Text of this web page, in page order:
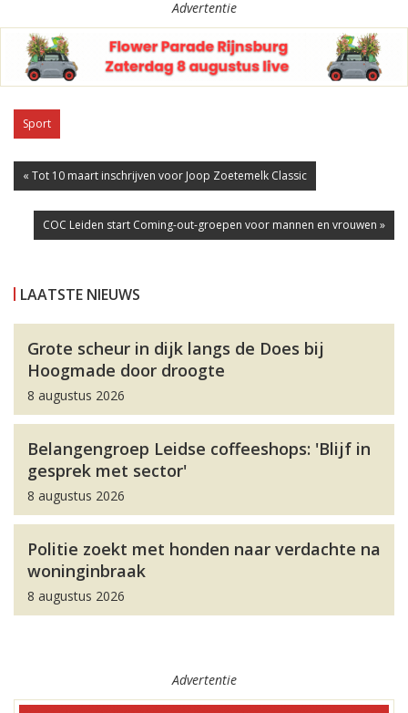
Advertentie
Sport
« Tot 10 maart inschrijven voor Joop Zoetemelk Classic
COC Leiden start Coming-out-groepen voor mannen en vrouwen »
LAATSTE NIEUWS
Grote scheur in dijk langs de Does bij
Hoogmade door droogte
8 augustus 2026
Belangengroep Leidse coffeeshops: 'Blijf in
gesprek met sector'
8 augustus 2026
Politie zoekt met honden naar verdachte na
woninginbraak
8 augustus 2026
Advertentie